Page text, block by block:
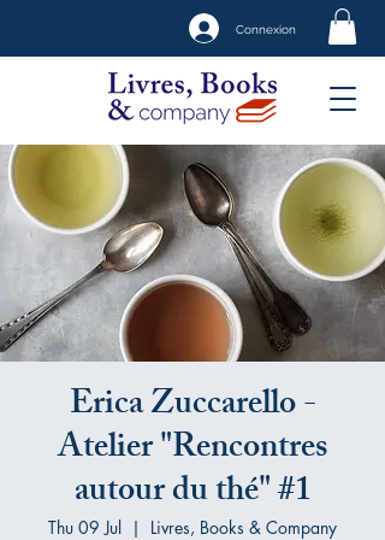
Connexion
Erica Zuccarello -
Atelier "Rencontres
autour du thé" #1
Thu 09 Jul
  |
Livres, Books & Company